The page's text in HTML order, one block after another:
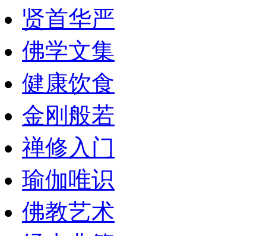
贤首华严
佛学文集
健康饮食
金刚般若
禅修入门
瑜伽唯识
佛教艺术